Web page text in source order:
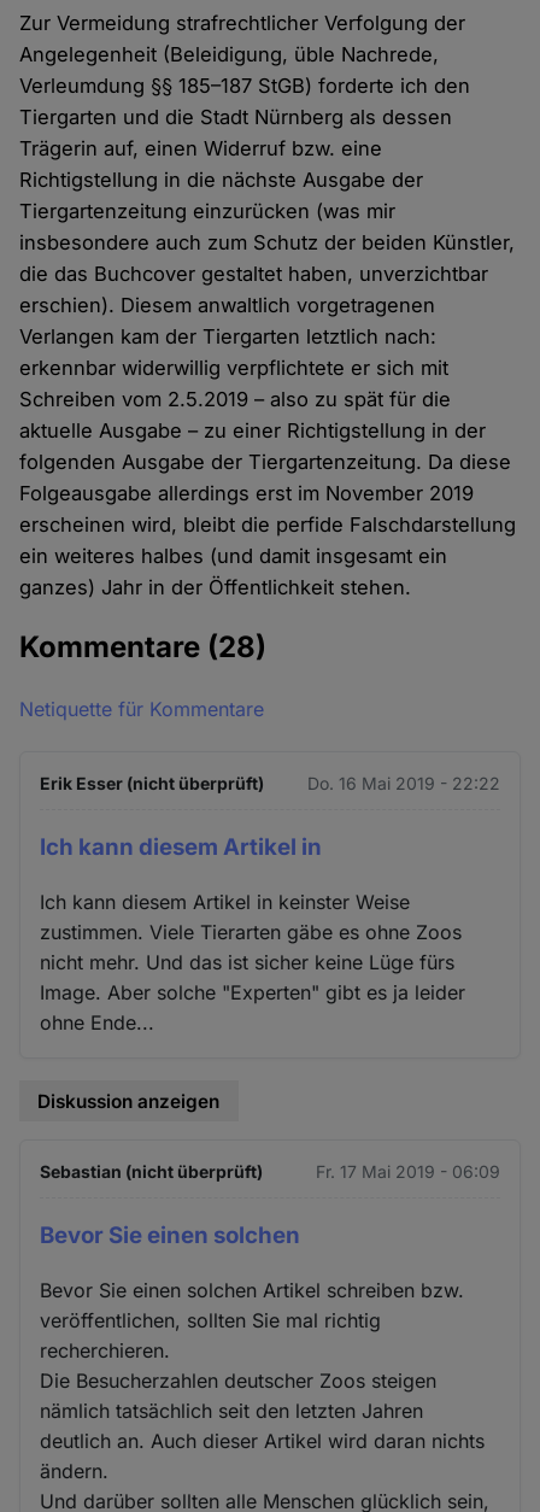
Zur Vermeidung strafrechtlicher Verfolgung der
Angelegenheit (Beleidigung, üble Nachrede,
Verleumdung §§ 185–187 StGB) forderte ich den
Tiergarten und die Stadt Nürnberg als dessen
Trägerin auf, einen Widerruf bzw. eine
Richtigstellung in die nächste Ausgabe der
Tiergartenzeitung einzurücken (was mir
insbesondere auch zum Schutz der beiden Künstler,
die das Buchcover gestaltet haben, unverzichtbar
erschien). Diesem anwaltlich vorgetragenen
Verlangen kam der Tiergarten letztlich nach:
erkennbar widerwillig verpflichtete er sich mit
Schreiben vom 2.5.2019 – also zu spät für die
aktuelle Ausgabe – zu einer Richtigstellung in der
folgenden Ausgabe der Tiergartenzeitung. Da diese
Folgeausgabe allerdings erst im November 2019
erscheinen wird, bleibt die perfide Falschdarstellung
ein weiteres halbes (und damit insgesamt ein
ganzes) Jahr in der Öffentlichkeit stehen.
Kommentare (28)
Netiquette für Kommentare
Erik Esser (nicht überprüft) Do. 16 Mai 2019 - 22:22
Ich kann diesem Artikel in
Ich kann diesem Artikel in keinster Weise
zustimmen. Viele Tierarten gäbe es ohne Zoos
nicht mehr. Und das ist sicher keine Lüge fürs
Image. Aber solche "Experten" gibt es ja leider
ohne Ende...
Diskussion anzeigen
Sebastian (nicht überprüft) Fr. 17 Mai 2019 - 06:09
Bevor Sie einen solchen
Bevor Sie einen solchen Artikel schreiben bzw.
veröffentlichen, sollten Sie mal richtig
recherchieren.
Die Besucherzahlen deutscher Zoos steigen
nämlich tatsächlich seit den letzten Jahren
deutlich an. Auch dieser Artikel wird daran nichts
ändern.
Und darüber sollten alle Menschen glücklich sein,